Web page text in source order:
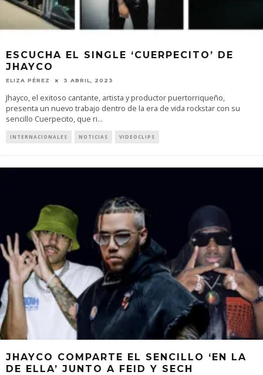
ESCUCHA EL SINGLE ‘CUERPECITO’ DE
JHAYCO
ELIZA PÉREZ 3 ABRIL, 2023
Jhayco, el exitoso cantante, artista y productor puertorriqueño,
presenta un nuevo trabajo dentro de la era de vida rockstar con su
sencillo Cuerpecito, que ri...
INTERNACIONALES NOTICIAS VIDEOCLIPS
JHAYCO COMPARTE EL SENCILLO ‘EN LA
DE ELLA’ JUNTO A FEID Y SECH